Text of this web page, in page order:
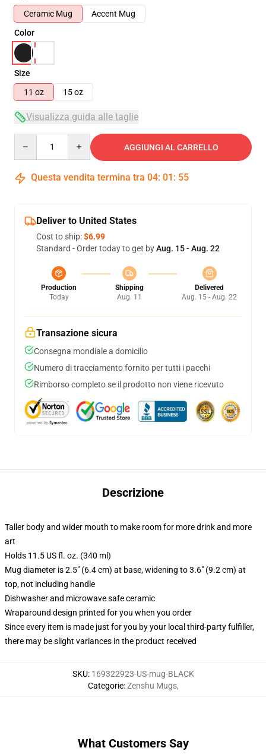
Ceramic Mug
Accent Mug
Color
Size
11 oz
15 oz
Visualizza guida alle taglie
AGGIUNGI AL CARRELLO
Questa vendita termina tra 04: 01 : 54
Deliver to United States
Cost to ship:$6.99
Standard - Order today to get byAug. 15 - Aug. 22
Production
Today
Shipping
Aug. 11
Delivered
Aug. 15 - Aug. 22
Transazione sicura
Consegna mondiale a domicilio
Numero di tracciamento fornito per tutti i pacchi
Rimborso completo se il prodotto non viene ricevuto
Descrizione
Taller body and wider mouth to make room for more drink and more
art
Holds 11.5 US fl. oz. (340 ml)
Mug diameter is 2.5" (6.4 cm) at base, widening to 3.6" (9.2 cm) at
top, not including handle
Dishwasher and microwave safe ceramic
Wraparound design printed for you when you order
Since every item is made just for you by your local third-party fulfiller,
there may be slight variances in the product received
SKU: 169322923-US-mug-BLACK
Categorie:Zenshu Mugs,
What Customers Say